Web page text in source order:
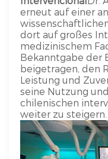
erneut auf einer
dort auf großes
medizinischem
Bekanntgabe der
beigetragen, den
Leistung und
seine Nutzung
chilenischen
weiter zu steigern.